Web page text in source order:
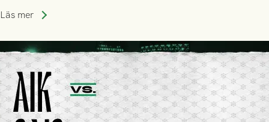
trupp till matchen:
Läs mer